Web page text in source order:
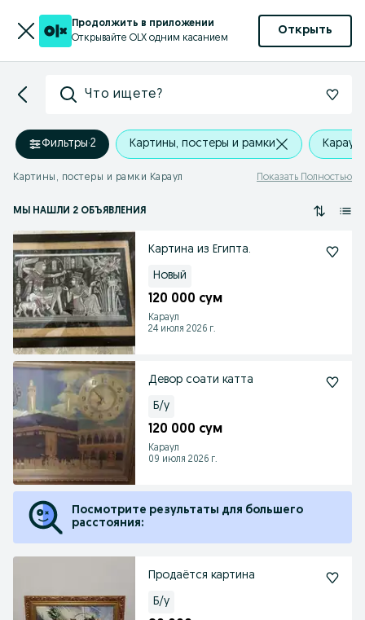
Продолжить в приложении
Открывайте OLX одним касанием
Открыть
Что ищете?
Фильтры·2 Картины, постеры и рамки Караул
Картины, постеры и рамки Караул Показать Полностью
МЫ НАШЛИ 2 ОБЪЯВЛЕНИЯ
Картина из Египта.
Новый
120 000 сум
Караул
24 июля 2026 г.
Девор соати катта
Б/у
120 000 сум
Караул
09 июля 2026 г.
Посмотрите результаты для большего
расстояния:
Продаётся картина
Б/у